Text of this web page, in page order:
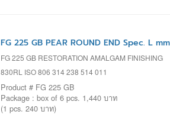
FG 225 GB PEAR ROUND END Spec. L
FG 225 GB RESTORATION AMALGAM FINISHING
830RL ISO 806 314 238 514 011
Product # FG 225 GB
Package : box of 6 pcs. 1,440 บาท
(1 pcs. 240 บาท)